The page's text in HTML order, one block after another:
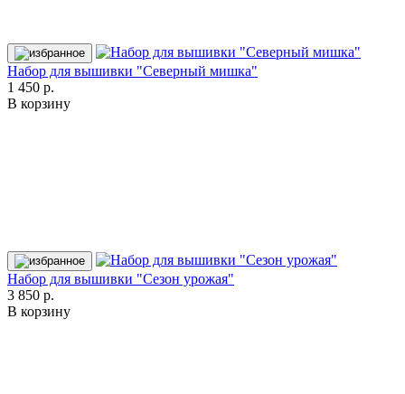
Набор для вышивки "Северный мишка"
1 450 р.
В корзину
Набор для вышивки "Сезон урожая"
3 850 р.
В корзину